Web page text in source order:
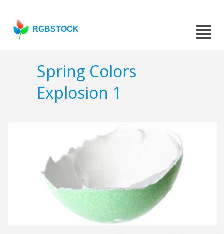
RGBSTOCK
Spring Colors
Explosion 1